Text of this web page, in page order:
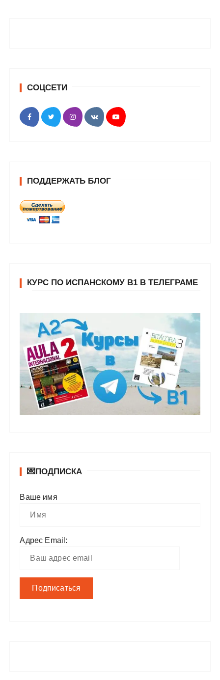
СОЦСЕТИ
ПОДДЕРЖАТЬ БЛОГ
КУРС ПО ИСПАНСКОМУ В1 В ТЕЛЕГРАМЕ
💌ПОДПИСКА
Ваше имя
Адрес Email: